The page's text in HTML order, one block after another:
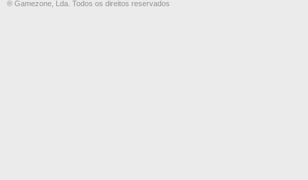
® Gamezone, Lda. Todos os direitos reservados